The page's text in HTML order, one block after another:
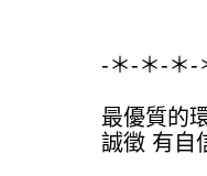
-＊-＊-＊-
最優質的
誠徵 有自